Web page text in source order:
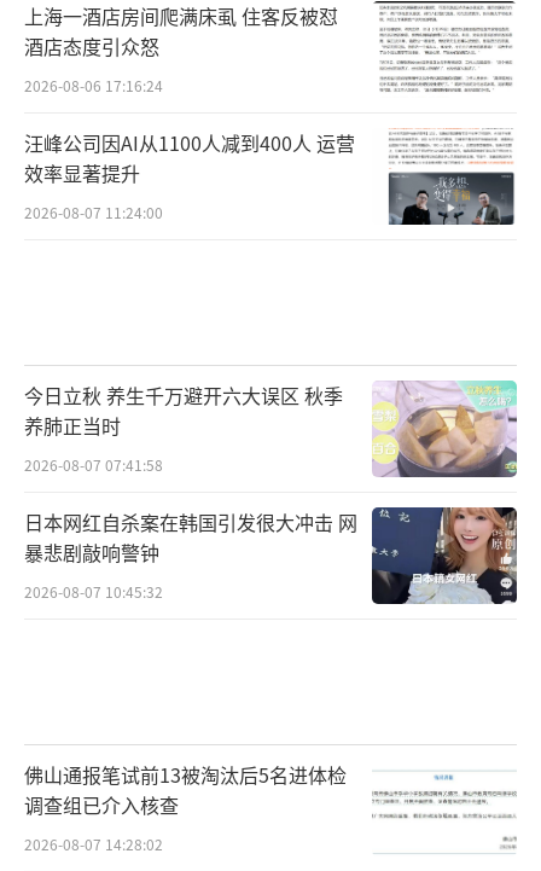
上海一酒店房间爬满床虱 住客反被怼
酒店态度引众怒
2026-08-06 17:16:24
汪峰公司因AI从1100人减到400人 运营
效率显著提升
2026-08-07 11:24:00
今日立秋 养生千万避开六大误区 秋季
养肺正当时
2026-08-07 07:41:58
日本网红自杀案在韩国引发很大冲击 网
暴悲剧敲响警钟
2026-08-07 10:45:32
佛山通报笔试前13被淘汰后5名进体检
调查组已介入核查
2026-08-07 14:28:02